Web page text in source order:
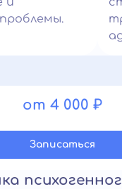
от 4 000 ₽
Записатьcя